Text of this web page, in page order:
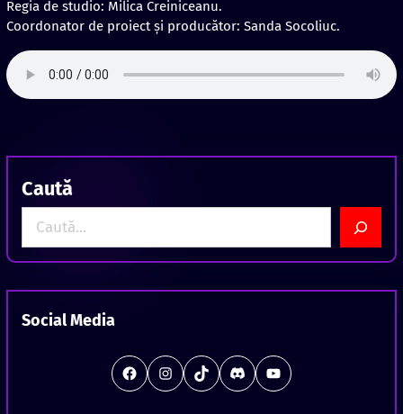
Regia de studio: Milica Creiniceanu.
Coordonator de proiect şi producător: Sanda Socoliuc.
Caută
a
h
Social Media
# Instagram TikTok Discord Station Offline